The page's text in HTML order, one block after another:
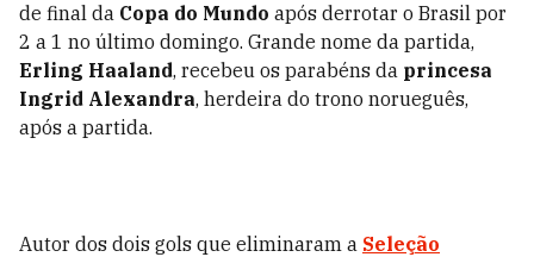
de final da Copa do Mundo após derrotar o Brasil por
2 a 1 no último domingo. Grande nome da partida,
Erling Haaland, recebeu os parabéns da princesa
Ingrid Alexandra, herdeira do trono norueguês,
após a partida.
Autor dos dois gols que eliminaram a Seleção